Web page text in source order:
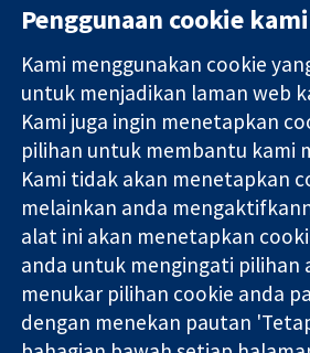
Bukti yang
dipercayai.
keputusan
termaklum
Kesihatan yang
lebih baik
11-13 Cavendish
Square
London
W1G 0AN
United Kingdom
Kolaborasi Cochrane ialah sebuah badan
Penggunaan cookie kami
Kami menggunakan cookie
untuk menjadikan laman web
Kami juga ingin menetapkan
pilihan untuk membantu kami
Kami tidak akan menetapkan
melainkan anda
alat ini akan menetapkan
anda untuk mengingati pilihan
menukar pilihan cookie anda
dengan menekan pautan